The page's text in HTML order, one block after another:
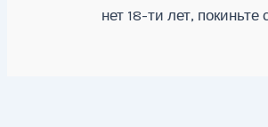
нет 18-ти лет, покиньте